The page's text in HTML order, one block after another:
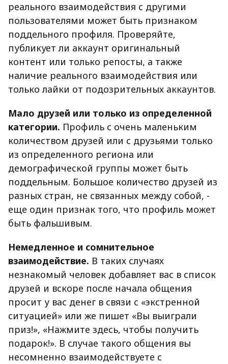
реального взаимодействия с другими
пользователями может быть признаком
поддельного профиля. Проверяйте,
публикует ли аккаунт оригинальный
контент или только репосты, а также
наличие реального взаимодействия или
только лайки от подозрительных аккаунтов.
Мало друзей или только из определенной
категории. Профиль с очень маленьким
количеством друзей или с друзьями только
из определенного региона или
демографической группы может быть
поддельным. Большое количество друзей из
разных стран, не связанных между собой, -
еще один признак того, что профиль может
быть фальшивым.
Немедленное и сомнительное
взаимодействие. В таких случаях
незнакомый человек добавляет вас в список
друзей и вскоре после начала общения
просит у вас денег в связи с «экстренной
ситуацией» или же пишет «Вы выиграли
приз!», «Нажмите здесь, чтобы получить
подарок!». В случае такого общения вы
несомненно взаимодействуете с